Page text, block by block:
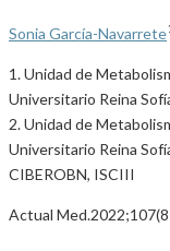
Sonia García-Navarrete
1. Unidad de
Universitario Reina
2. Unidad de
Universitario Reina
CIBEROBN, ISCIII
Actual